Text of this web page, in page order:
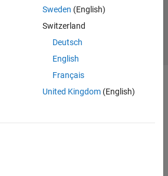
Sweden (English)
Switzerland
Deutsch
English
Français
United Kingdom(English)